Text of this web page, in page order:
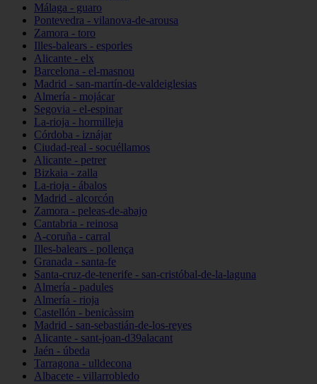
Málaga - guaro
Pontevedra - vilanova-de-arousa
Zamora - toro
Illes-balears - esporles
Alicante - elx
Barcelona - el-masnou
Madrid - san-martín-de-valdeiglesias
Almería - mojácar
Segovia - el-espinar
La-rioja - hormilleja
Córdoba - iznájar
Ciudad-real - socuéllamos
Alicante - petrer
Bizkaia - zalla
La-rioja - ábalos
Madrid - alcorcón
Zamora - peleas-de-abajo
Cantabria - reinosa
A-coruña - carral
Illes-balears - pollença
Granada - santa-fe
Santa-cruz-de-tenerife - san-cristóbal-de-la-laguna
Almería - padules
Almería - rioja
Castellón - benicàssim
Madrid - san-sebastián-de-los-reyes
Alicante - sant-joan-d39alacant
Jaén - úbeda
Tarragona - ulldecona
Albacete - villarrobledo